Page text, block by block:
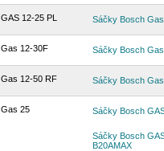
GAS 12-25 PL Sáčky Bosch
Gas 12-30F Sáčky Bosch
Gas 12-50 RF Sáčky Bosch
Gas 25 Sáčky Bosch
Sáčky Bosch
B20AMAX